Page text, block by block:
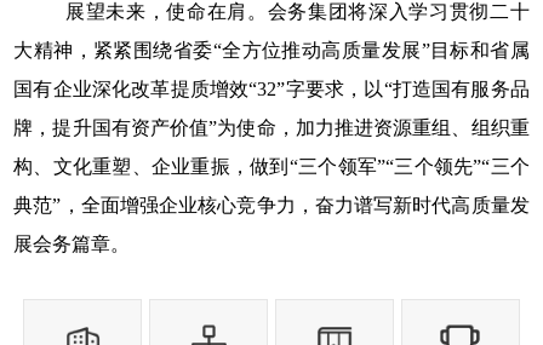
展望未来，使命在肩。会务集团将深入学习贯彻二十
大精神，紧紧围绕省委“全方位推动高质量发展”目标和省属
国有企业深化改革提质增效“32”字要求，以“打造国有服务品
牌，提升国有资产价值”为使命，加力推进资源重组、组织重
构、文化重塑、企业重振，做到“三个领军”“三个领先”“三个
典范”，全面增强企业核心竞争力，奋力谱写新时代高质量发
展会务篇章。